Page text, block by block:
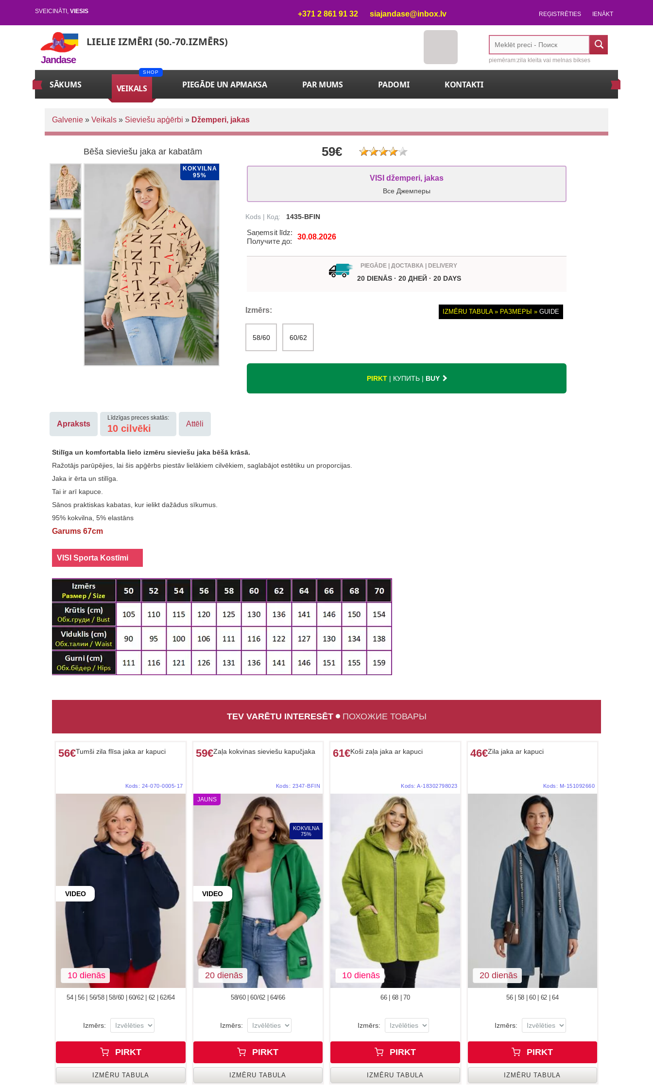
SVEICINĀTI , VIESIS +371 2 861 91 32 siajandase@inbox.lv REĢISTRĒTIES IENĀKT
Jandase
LIELIE IZMĒRI (50.-70.IZMĒRS)
piemēram:zila kleita vai melnas bikses
SĀKUMS VEIKALS PIEGĀDE UN APMAKSA PAR MUMS PADOMI KONTAKTI
Galvenie » Veikals » Sieviešu apģērbi » Džemperi, jakas
Bēša sieviešu jaka ar kabatām 59€
KOKVILNA
95%
VISI džemperi, jakas
Все Джемперы
Kods | Код: 1435-BFIN
Saņemsit līdz:
Получите до:
30.08.2026
PIEGĀDE | ДОСТАВКА | DELIVERY
20 DIENĀS · 20 ДНЕЙ · 20 DAYS
IZMĒRU TABULA » РАЗМЕРЫ » GUIDE
Izmērs:
58/60 60/62
PIRKT | КУПИТЬ | BUY
Apraksts
Līdzīgas preces skatās:
10 cilvēki Attēli
Stilīga un komfortabla lielo izmēru sieviešu jaka bēšā krāsā.
Ražotājs parūpējies, lai šis apģērbs piestāv lielākiem cilvēkiem, saglabājot estētiku un proporcijas.
Jaka ir ērta un stilīga.
Tai ir arī kapuce.
Sānos praktiskas kabatas, kur ielikt dažādus sīkumus.
95% kokvilna, 5% elastāns
Garums 67cm
VISI Sporta Kostīmi
TEV VARĒTU INTERESĒT ПОХОЖИЕ ТОВАРЫ
56€Tumši zila flīsa jaka ar kapuci
Kods: 24-070-0005-17
VIDEO
10 dienās
54 | 56 | 56/58 | 58/60 | 60/62 | 62 | 62/64
Izmērs:
PIRKT
IZMĒRU TABULA
59€Zaļa kokvinas sieviešu kapučjaka
Kods: 2347-BFIN
JAUNS
VIDEO
KOKVILNA
75%
20 dienās
58/60 | 60/62 | 64/66
Izmērs:
PIRKT
IZMĒRU TABULA
61€Koši zaļa jaka ar kapuci
Kods: A-18302798023
10 dienās
66 | 68 | 70
Izmērs:
PIRKT
IZMĒRU TABULA
46€Zila jaka ar kapuci
Kods: M-151092660
20 dienās
56 | 58 | 60 | 62 | 64
Izmērs:
PIRKT
IZMĒRU TABULA